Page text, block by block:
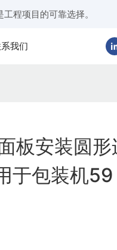
程项目的可靠选择。
我们
板安装圆
于包装机59